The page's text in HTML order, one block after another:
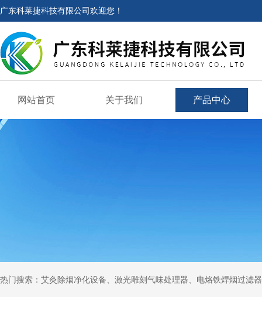
广东科莱捷科技有限公司欢迎您！
网站首页 关于我们 产品中心